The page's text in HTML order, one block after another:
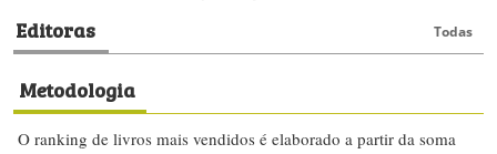
Editoras Todas
Metodologia
O ranking de livros mais vendidos é elaborado a partir da soma